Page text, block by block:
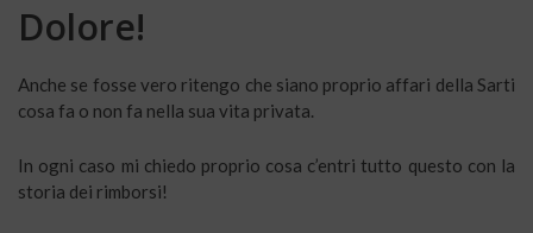
Dolore!
Anche se fosse vero ritengo che siano proprio affari della Sarti
cosa fa o non fa nella sua vita privata.
In ogni caso mi chiedo proprio cosa c’entri tutto questo con la
storia dei rimborsi!